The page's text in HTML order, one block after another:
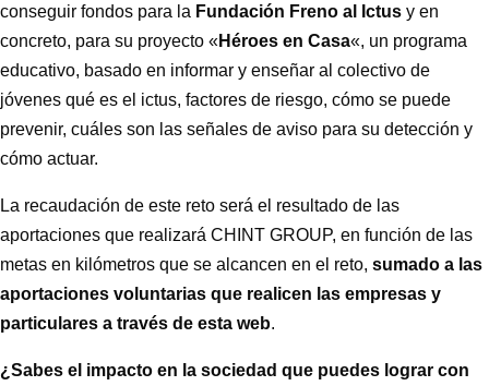
conseguir fondos para la Fundación Freno al Ictus y en
concreto, para su proyecto «Héroes en Casa«, un programa
educativo, basado en informar y enseñar al colectivo de
jóvenes qué es el ictus, factores de riesgo, cómo se puede
prevenir, cuáles son las señales de aviso para su detección y
cómo actuar.
La recaudación de este reto será el resultado de las
aportaciones que realizará CHINT GROUP, en función de las
metas en kilómetros que se alcancen en el reto, sumado a las
aportaciones voluntarias que realicen las empresas y
particulares a través de esta web.
¿Sabes el impacto en la sociedad que puedes lograr con